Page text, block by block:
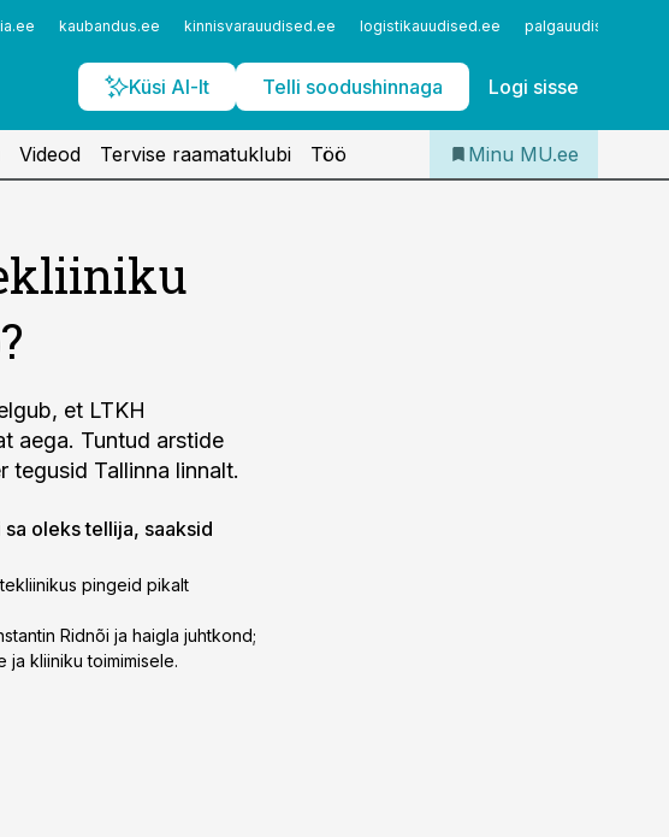
kaubandus.ee kinnisvarauudised.ee logistikauudised.ee palgauudised.ee
Küsi AI-lt Telli soodushinnaga Logi sisse
Iseteenindus
Telli Meditsiiniuudised
Videod Tervise raamatuklubi Töö Minu MU.ee
et LTKH
aega. Tuntud arstide
tegusid Tallinna linnalt.
oleks tellija, saaksid
pingeid pikalt
Ridnõi ja haigla juhtkond;
kliiniku toimimisele.